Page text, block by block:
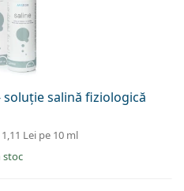
soluție salină fiziologică
1,11 Lei pe 10 ml
stoc